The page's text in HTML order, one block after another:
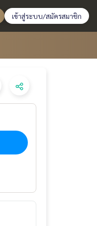
เข้าสู่ระบบ/สมัครสมาชิก